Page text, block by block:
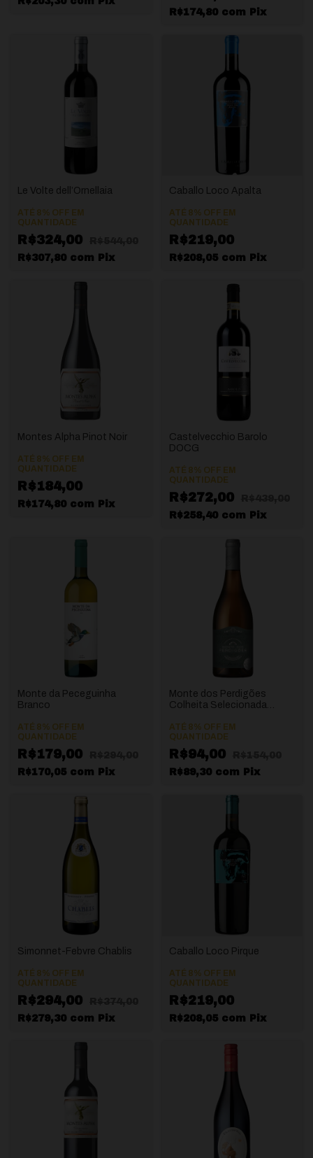
R$174,80 com Pix
Le Volte dell’Ornellaia
ATÉ 8% OFF EM
QUANTIDADE
R$324,00
R$307,80 com Pix
Caballo Loco Apalta
ATÉ 8% OFF EM
QUANTIDADE
R$219,00
R$208,05 com Pix
Montes Alpha Pinot Noir
ATÉ 8% OFF EM
QUANTIDADE
R$184,00
R$174,80 com Pix
Castelvecchio Barolo
DOCG
ATÉ 8% OFF EM
QUANTIDADE
R$272,00
R$258,40 com Pix
Monte da Peceguinha
Branco
ATÉ 8% OFF EM
QUANTIDADE
R$179,00
R$170,05 com Pix
Monte dos Perdigões
Colheita Selecionada
ATÉ 8% OFF EM
QUANTIDADE
R$94,00
R$89,30 com Pix
Simonnet-Febvre Chablis
ATÉ 8% OFF EM
QUANTIDADE
R$294,00
R$279,30 com Pix
Caballo Loco Pirque
ATÉ 8% OFF EM
QUANTIDADE
R$219,00
R$208,05 com Pix